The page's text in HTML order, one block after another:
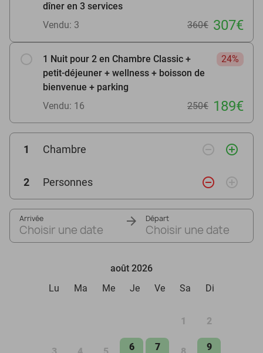
dîner en 3 services
Vendu: 3 360€ 307€
1 Nuit pour 2 en Chambre Classic +
petit-déjeuner + wellness + boisson de
bienvenue + parking
24%
Vendu: 16 250€ 189€
1 Chambre remove_circle_outline add_circle_outline
2 Personnes remove_circle_outline add_circle_outline
Arrivée
Choisir une date
Départ
Choisir une date
août 2026
Lu
Ma Me Je Ve Sa Di
1 2
6 7 9